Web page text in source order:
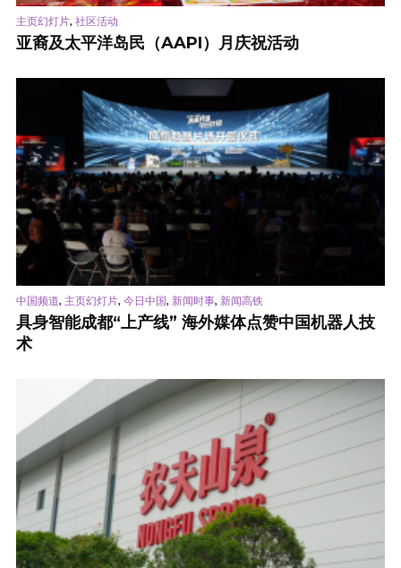
主页幻灯片, 社区活动
亚裔及太平洋岛民（AAPI）月庆祝活动
中国频道, 主页幻灯片, 今日中国, 新闻时事, 新闻高铁
具身智能成都“上产线” 海外媒体点赞中国机器人技
术